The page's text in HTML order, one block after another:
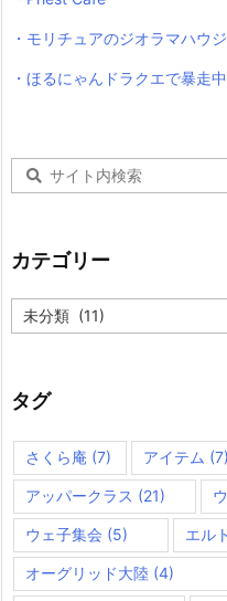
・モリチュアのジオラマハウ
・ほるにゃんドラクエで暴走
カテゴリー
カ
テ
ー
タグ
さくら庵 (7) アイテム (7)
アッパークラス (21)
ウェ子集会 (5) エル
オーグリッド大陸 (4)